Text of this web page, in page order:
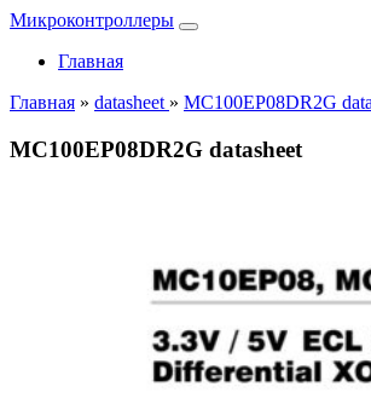
Микроконтроллеры
Главная
Главная » datasheet » MC100EP08DR2G
MC100EP08DR2G datasheet